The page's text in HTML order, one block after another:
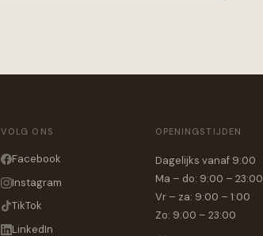
VOLG ONS
Facebook
Instagram
TikTok
LinkedIn
OPENINGSTIJDEN
Dagelijks vanaf 9:00
Ma – do: 9:00 – 23:00
Vr – za: 9:00 – 1:00
Zo: 9:00 – 23:00